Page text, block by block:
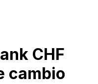
CHF
cambio